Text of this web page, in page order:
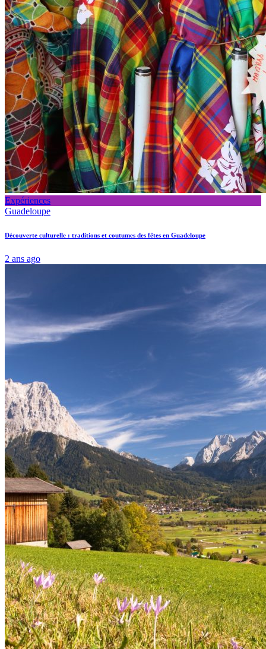
Expériences
Guadeloupe
Découverte culturelle : traditions et coutumes des fêtes en Guadeloupe
2 ans ago